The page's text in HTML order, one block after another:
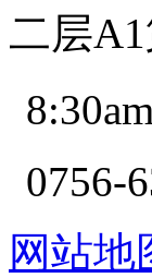
二层
0756-
网站地